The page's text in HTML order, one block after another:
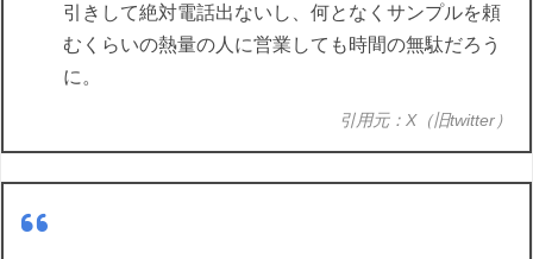
引きして絶対電話出ないし、何となくサンプルを頼
むくらいの熱量の人に営業しても時間の無駄だろう
に。
引用元：X（旧twitter）